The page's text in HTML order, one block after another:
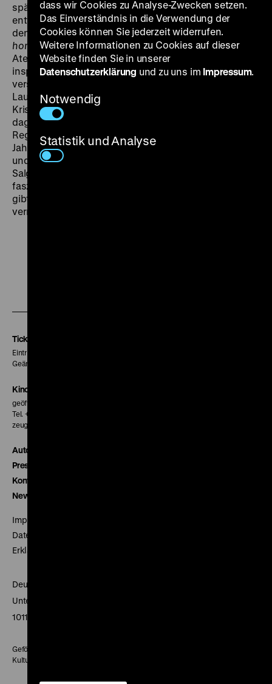
späten 1960ern nach Paris, um der Diktatur zu
entfliehen. Juliano Salgados ungezwungener Film über
den Autodidakten wirkt sehr familiär – fast wie ein
home video. Salgados Sohn heißt uns in der
Atelierwohnung in Paris willkommen und wir
inspizieren sein sorgfältig in Tausenden von Kisten
verstautes Archiv. Zu Beginn seiner fotografischen
Laufbahn zog es Salgado vorwiegend in
Krisengebiete. Sein aktuelles Projekt
dagegen immer wieder in abgelegene und unberührte
Regionen der Erde. Kein anderer Fotograf der letzten
Jahrzehnte hat die Welt auf der Suche nach Schönem
und Erhabenem selbstloser bereist. Im Film tritt
Salgado als ausgezeichneter Erzähler auf, der
faszinierende Anekdoten aus seiner Arbeit zum Besten
gibt und interessante Einblicke in seine Kunstform
vermittelt.
Tickets
Eintritt 5 €
Geänderte Preise sind im Programm vermerkt.
Kinokasse
geöffnet 30 Minuten vor Beginn der ersten Vorstellung
Tel. + 49 30 20304-770
zeughauskino@dhm.de
Autor*innen
Presse
Kontakt
Newsletter
Impressum
Datenschutz
Erklärung digitale Barrierefreiheit
Deutsches Historisches Museum
Unter den Linden 2
10117 Berlin
Gefördert mit Mitteln des Beauftragten der Bundesregierung für
Kultur und Medien
dass wir Cookies zu Analyse-Zwecken setzen.
Das Einverständnis in die Verwendung der
Cookies können Sie jederzeit widerrufen.
Weitere Informationen zu Cookies auf dieser
Website finden Sie in unserer
Datenschutzerklärung und zu uns im Impressum.
Notwendig
Statistik und Analyse